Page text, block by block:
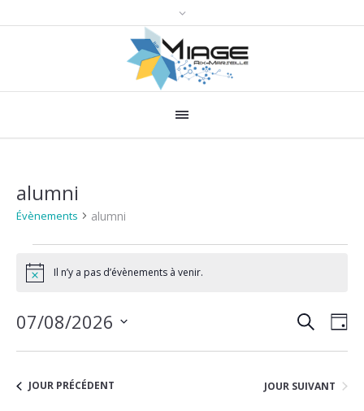
alumni
Évènements alumni
Évènements
for
7
août
2026
NoticeIl n’y a pas d’évènements à venir.
et
07/08/2026
JOUR PRÉCÉDENT JOUR SUIVANT